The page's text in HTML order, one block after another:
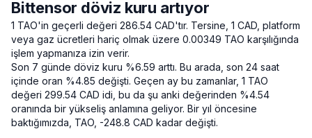
Bittensor döviz kuru artıyor
1 TAO'in geçerli değeri 286.54 CAD'tır. Tersine, 1 CAD, platform
veya gaz ücretleri hariç olmak üzere 0.00349 TAO karşılığında
işlem yapmanıza izin verir.
Son 7 günde döviz kuru %6.59 arttı. Bu arada, son 24 saat
içinde oran %4.85 değişti. Geçen ay bu zamanlar, 1 TAO
değeri 299.54 CAD idi, bu da şu anki değerinden %4.54
oranında bir yükseliş anlamına geliyor. Bir yıl öncesine
baktığımızda, TAO, -248.8 CAD kadar değişti.